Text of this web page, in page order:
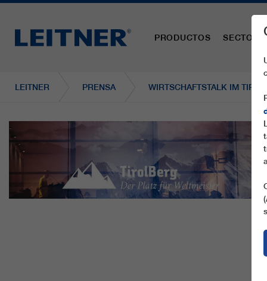
PRODUCTOS
LEITNER PRENSA WIRTSCHAFTSTALK IM